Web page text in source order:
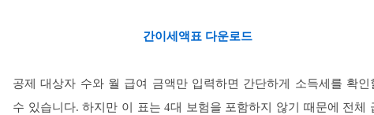
간이세액표 다운로드
공제 대상자 수와 월 급여 금액만 입력하면 간단하게 소득세를 확인
수 있습니다. 하지만 이 표는 4대 보험을 포함하지 않기 때문에 전체